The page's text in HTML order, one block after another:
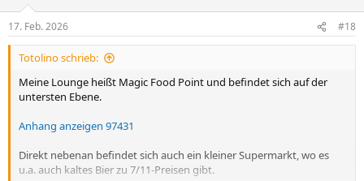
n
e
n
17. Feb. 2026 #18
Totolino schrieb:
Meine Lounge heißt Magic Food Point und befindet sich auf der
untersten Ebene.
Anhang anzeigen 97431
Direkt nebenan befindet sich auch ein kleiner Supermarkt, wo es
u.a. auch kaltes Bier zu 7/11-Preisen gibt.